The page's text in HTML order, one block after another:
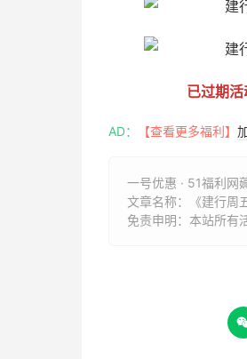
已过期
AD： 【查看更多福利】
一号优惠 · 51福利网
文章名称：
《建行
免责申明：本站所有